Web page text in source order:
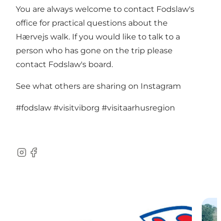
You are always welcome to contact Fodslaw's
office for practical questions about the
Hærvejs walk. If you would like to talk to a
person who has gone on the trip please
contact Fodslaw's board.
See what others are sharing on Instagram
#fodslaw #visitviborg #visitaarhusregion
Instagram
Facebook